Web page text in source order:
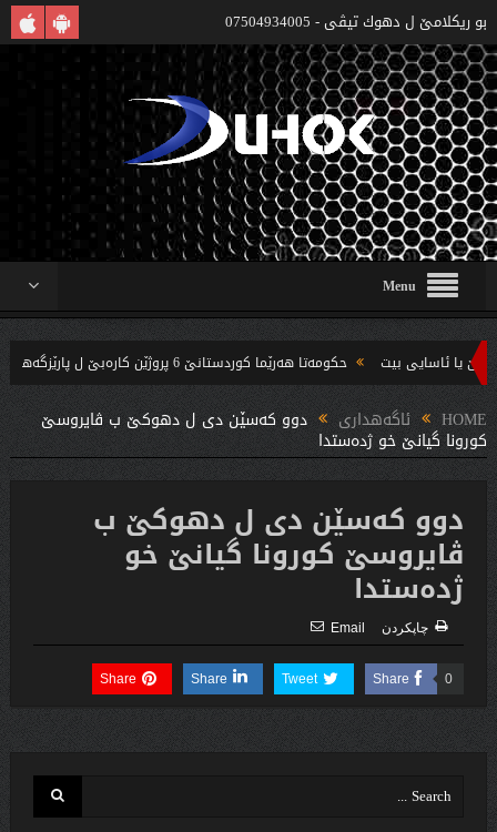
بو ريكلامێ ل دهوك تیڤی - 07504934005
Menu
حکومەتا هەرێما کوردستانێ 6 پروژێن کارەبێ ل پارێزگەها دهوکێ هنارتنه‌ قوناغا بجهئینانێ
بریار ده‌رئێخستنHOME ئاگەهداری دوو کەسێن دى ل دهوکێ ب ڤایروسێ
کورونا گیانێ خو ژدەستدا
دوو کەسێن دى ل دهوکێ ب
ڤایروسێ کورونا گیانێ خو
ژدەستدا
چاپكردن Email
Share 0
Tweet
Share
Share